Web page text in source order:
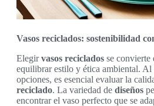
Vasos reciclados: sostenibilidad
Elegirvasos reciclados se convierte
equilibrar estilo y ética ambiental. Al
opciones, es esencial evaluar la
reciclado. La variedad de diseños
encontrar el vaso perfecto que se